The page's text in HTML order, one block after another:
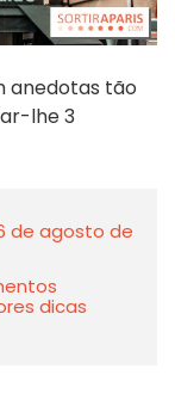
anedotas tão
lhe 3
de agosto de
dicas